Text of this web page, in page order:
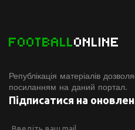
FOOTBALLONLINE
Републікація матеріалів
посиланням на даний портал.
Підписатися на